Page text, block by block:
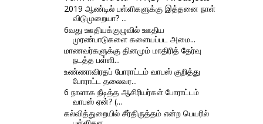
2019 ஆண்டில் பள்ளிகளுக்கு இத்தனை நாள்
விடுமுறையா? ...
6வது ஊதியக்குழுவில் ஊதிய
முரண்பாடுகளை களையப்பட அமை...
மாணவர்களுக்கு தினமும் மாதிரித் தேர்வு
நடத்த பள்ளி...
உண்ணாவிரதப் போராட்டம் வாபஸ் குறித்து
போராட்ட தலைவர...
6 நாளாக நீடித்த ஆசிரியர்கள் போராட்டம்
வாபஸ் ஏன்? (...
கல்வித்துறையில் சீர்திருத்தம் என்ற பெயரில்